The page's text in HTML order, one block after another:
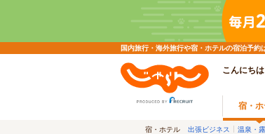
国内旅行・海外旅行や宿・ホテルの宿泊予
こんにち
宿・
宿・ホテル 出張ビジネス 温泉・